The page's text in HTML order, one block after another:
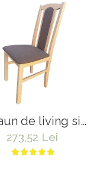
de living si
DM7
din lemn
273,52 Lei